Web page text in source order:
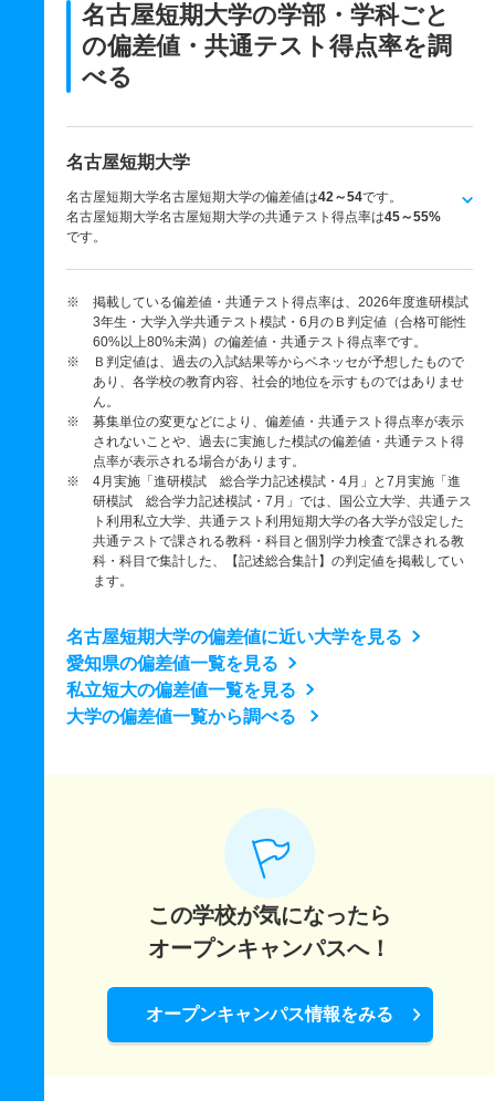
名古屋短期大学の学部・学科ごと
の偏差値・共通テスト得点率を調
べる
名古屋短期大学
名古屋短期大学名古屋短期大学の偏差値は42～54です。
名古屋短期大学名古屋短期大学の共通テスト得点率は45～55%
です。
※ 掲載している偏差値・共通テスト得点率は、2026年度進研模試
3年生・大学入学共通テスト模試・6月のＢ判定値（合格可能性
60%以上80%未満）の偏差値・共通テスト得点率です。
※ Ｂ判定値は、過去の入試結果等からベネッセが予想したもので
あり、各学校の教育内容、社会的地位を示すものではありませ
ん。
※ 募集単位の変更などにより、偏差値・共通テスト得点率が表示
されないことや、過去に実施した模試の偏差値・共通テスト得
点率が表示される場合があります。
※ 4月実施「進研模試 総合学力記述模試・4月」と7月実施「進
研模試 総合学力記述模試・7月」では、国公立大学、共通テス
ト利用私立大学、共通テスト利用短期大学の各大学が設定した
共通テストで課される教科・科目と個別学力検査で課される教
科・科目で集計した、【記述総合集計】の判定値を掲載してい
ます。
名古屋短期大学の偏差値に近い大学を見る
愛知県の偏差値一覧を見る
私立短大の偏差値一覧を見る
大学の偏差値一覧から調べる
この学校が気になったら
オープンキャンパスへ！
オープンキャンパス情報をみる